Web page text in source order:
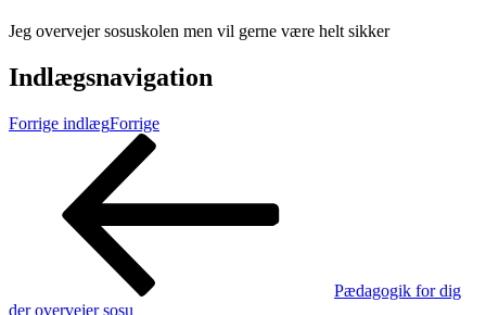
Jeg overvejer sosuskolen men vil gerne være helt sikker
Indlægsnavigation
Forrige indlægForrige
Pædagogik for dig
der overvejer sosu